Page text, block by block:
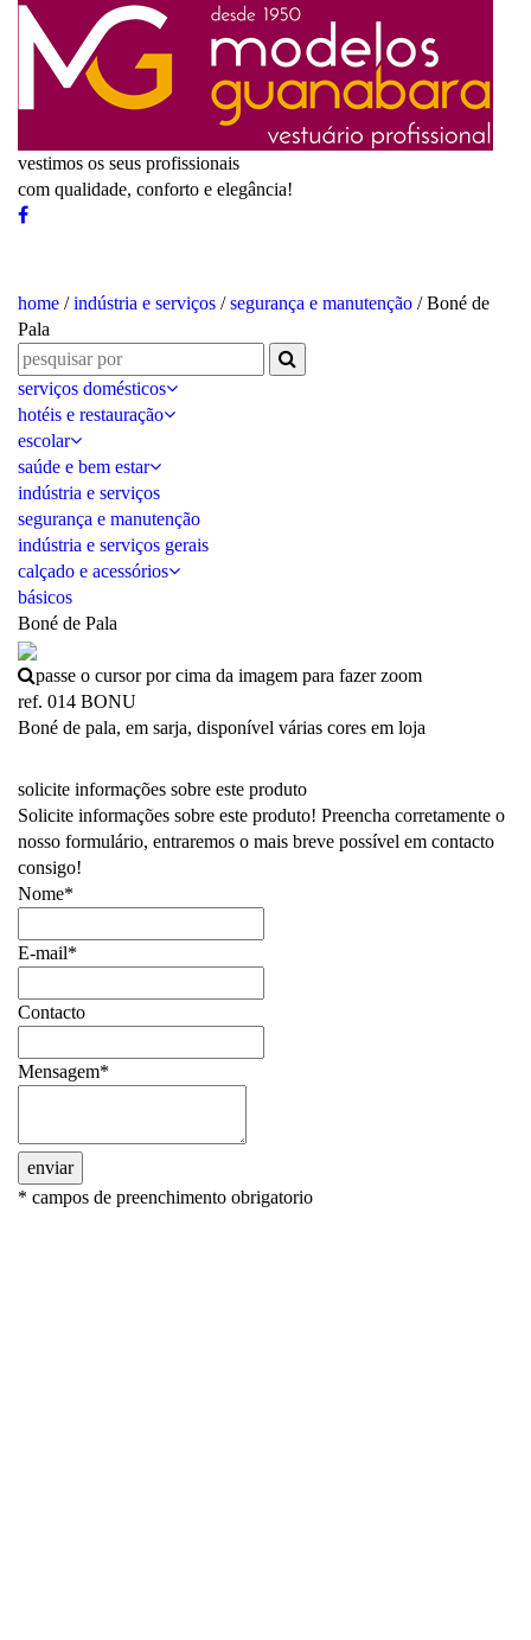
vestimos os seus profissionais
com qualidade, conforto e elegância!
home /indústria e serviços /segurança e manutenção / Boné de
Pala
serviços domésticos
hotéis e restauração
escolar
saúde e bem estar
indústria e serviços
segurança e manutenção
indústria e serviços gerais
calçado e acessórios
básicos
Boné de Pala
passe o cursor por cima da imagem para fazer zoom
ref. 014 BONU
Boné de pala, em sarja, disponível várias cores em loja
solicite informações sobre este produto
Solicite informações sobre este produto! Preencha corretamente o
nosso formulário, entraremos o mais breve possível em contacto
consigo!
Nome*
E-mail*
Contacto
Mensagem*
enviar
* campos de preenchimento obrigatorio